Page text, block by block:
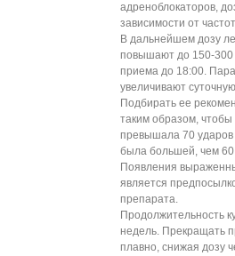
адреноблокаторов,
зависимости от
В дальнейшем дозу
повышают до 150-300
приема до 18:00.
увеличивают
Подбирать ее
таким образом, чтобы
превышала 70 ударов
была большей, чем 60
Появления
является
препарата.
Продолжительность
недель. Прекращать
плавно, снижая дозу